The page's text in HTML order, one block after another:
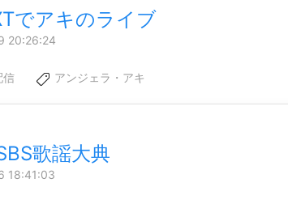
でアキのライブ
20:26:24
信 アンジェラ・アキ
歌謡大典
18:41:03